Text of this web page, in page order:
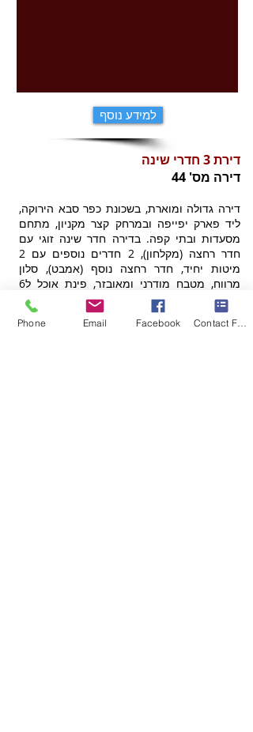
למידע נוסף
דירת 3 חדרי שינה
דירה מס' 44
דירה גדולה ומוארת, בשכונת כפר סבא הירוקה,
ליד פארק יפייפה ובמרחק קצר מקניון, מתחם
מסעדות ובתי קפה. בדירה חדר שינה זוגי עם
חדר רחצה (מקלחון), 2 חדרים נוספים עם 2
מיטות יחיד, חדר רחצה נוסף (אמבט), סלון
מרווח, מטבח מודרני ומאובזר, פינת אוכל ל6
ומרפסת שמש. לדירה 2 חניות תת קרקעיות.
Phone Email Facebook Contact Form